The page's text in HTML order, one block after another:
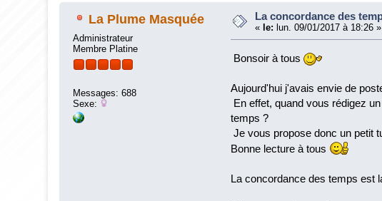
La Plume Masquée
Administrateur
Membre Platine
Messages: 688
Sexe:
La concordance des
« le: lun. 09/01/2017 à 18:26 »
Bonsoir à tous
Aujourd'hui j'avais envie de
En effet, quand vous rédigez
temps ?
Je vous propose donc un petit
Bonne lecture à tous
La concordance des temps est